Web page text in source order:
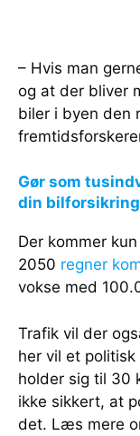
– Hvis man
og at der bliver
biler i byen den
Gør som
din bilforsikring
Der kommer
2050 regner
vokse med
Trafik vil der
her vil et
holder sig til 30
ikke sikkert, at
det. Læs mere